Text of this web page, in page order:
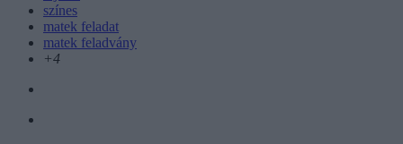
színes
matek feladat
matek feladvány
+4